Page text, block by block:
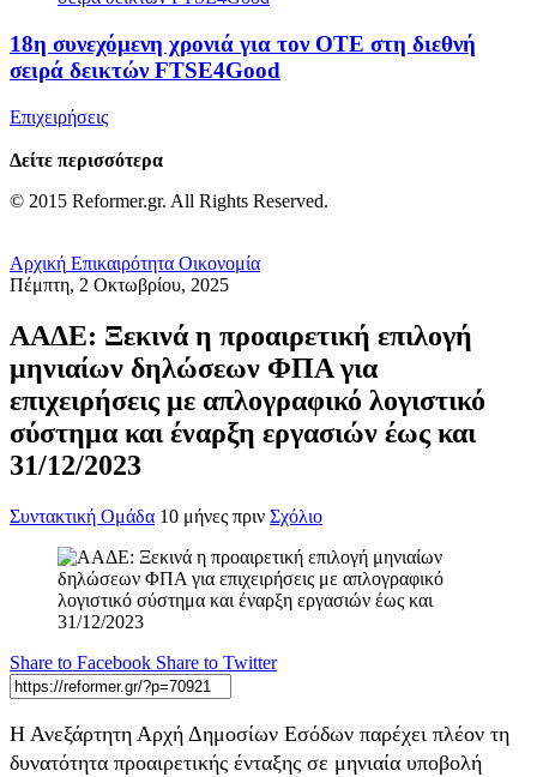
18η συνεχόμενη χρονιά για τον ΟΤΕ στη διεθνή
σειρά δεικτών FTSE4Good
Επιχειρήσεις
Δείτε περισσότερα
© 2015 Reformer.gr. All Rights Reserved.
Αρχική Επικαιρότητα Οικονομία
Πέμπτη, 2 Οκτωβρίου, 2025
ΑΑΔΕ: Ξεκινά η προαιρετική επιλογή
μηνιαίων δηλώσεων ΦΠΑ για
επιχειρήσεις με απλογραφικό λογιστικό
σύστημα και έναρξη εργασιών έως και
31/12/2023
Συντακτική Ομάδα 10 μήνες πριν Σχόλιο
Share to Facebook Share to Twitter
Η Ανεξάρτητη Αρχή Δημοσίων Εσόδων παρέχει πλέον τη
δυνατότητα προαιρετικής ένταξης σε μηνιαία υποβολή